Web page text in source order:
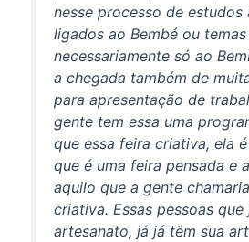
nesse processo de estudos
ligados ao Bembé ou
necessariamente só ao
a chegada também de
para apresentação de
gente tem essa uma
que essa feira criativa, ela é
que é uma feira pensada e
aquilo que a gente
criativa. Essas pessoas
artesanato, já já têm sua